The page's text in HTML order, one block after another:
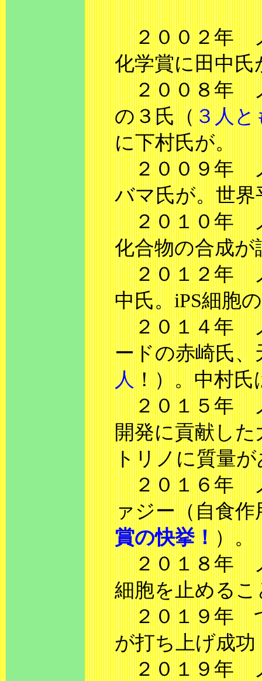
２００２年
化学賞に田中氏
２００８年
の３氏（ ３人
に下村氏が。
２００９年
バマ氏が。世
２０１０年
化合物の合成が
２０１２年
中氏。iPS細胞
２０１４年
ードの赤崎氏
人 ！）。中村
２０１５年
開発に貢献し
トリノに質量
２０１６年
ァジー（自食
賞の快挙！ ）。
２０１８年
細胞を止める
２０１９年
が打ち上げ成功
２０１９年